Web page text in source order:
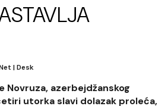
|Desk
Novruza, azerbejdžanskog
utorka slavi dolazak proleća,